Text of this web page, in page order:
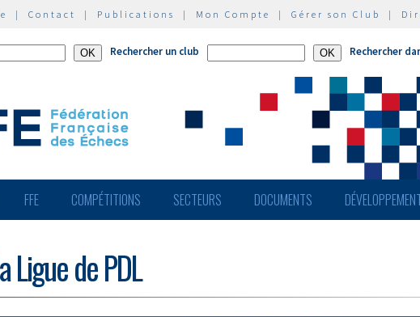
| Contact | Publications | Mon Compte | Gérer son Club |
Rechercher un club Rechercher
FFE COMPÉTITIONS SECTEURS DOCUMENTS
Ligue de PDL